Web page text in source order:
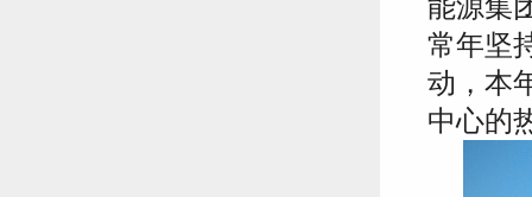
能源集
常年坚
动，本
中心的